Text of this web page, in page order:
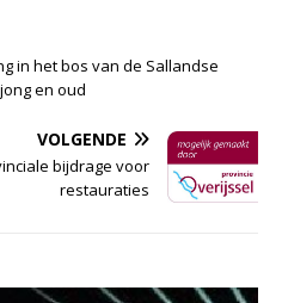
in het bos van de Sallandse
en oud
VOLGENDE
bijdrage voor
restauraties